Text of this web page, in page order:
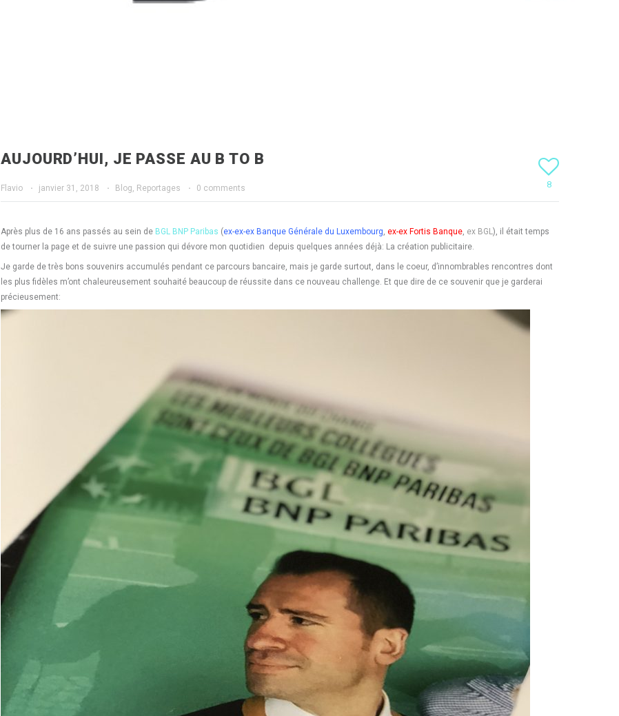
AUJOURD’HUI, JE PASSE AU B TO B
Flavio · janvier 31, 2018 · Blog, Reportages · 0 comments 8
Après plus de 16 ans passés au sein de BGL BNP Paribas (ex-ex-ex Banque Générale du Luxembourg, ex-ex Fortis Banque, ex BGL), il était temps
de tourner la page et de suivre une passion qui dévore mon quotidien depuis quelques années déjà: La création publicitaire.
Je garde de très bons souvenirs accumulés pendant ce parcours bancaire, mais je garde surtout, dans le coeur, d’innombrables rencontres dont
les plus fidèles m’ont chaleureusement souhaité beaucoup de réussite dans ce nouveau challenge. Et que dire de ce souvenir que je garderai
précieusement: